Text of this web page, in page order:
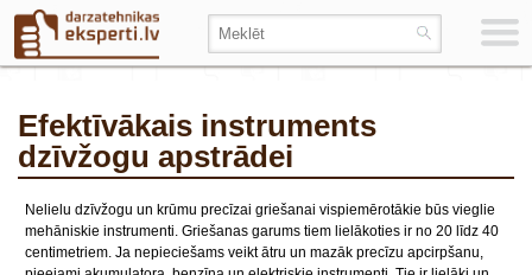
Efektīvākais instruments
dzīvžogu apstrādei
Nelielu dzīvžogu un krūmu precīzai griešanai vispiemērotākie būs vieglie
mehāniskie instrumenti. Griešanas garums tiem lielākoties ir no 20 līdz 40
centimetriem. Ja nepieciešams veikt ātru un mazāk precīzu apcirpšanu,